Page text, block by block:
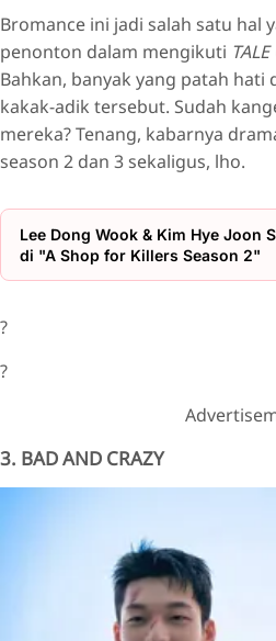
Bromance ini jadi salah satu hal
penonton dalam mengikuti
Bahkan, banyak yang patah hati
kakak-adik tersebut. Sudah
mereka? Tenang, kabarnya
season 2 dan 3 sekaligus, lho.
Lee Dong Wook & Kim Hye Joon
di "A Shop for Killers Season 2"
?
?
3. BAD AND CRAZY